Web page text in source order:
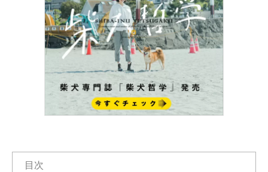
目次